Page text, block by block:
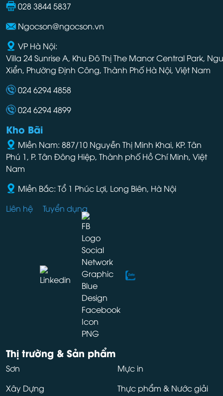
028 3844 5837
Ngocson@ngocson.vn
VP Hà Nội:
Villa 24 Sunrise A, Khu Đô Thị The Manor Central Park,
Xiển, Phường Định Công, Thành Phố Hà Nội, Việt Nam
024 6294 4858
024 6294 4899
Kho Bãi
Miền Nam: 887/10 Nguyễn Thị Minh Khai, KP. Tân
Phú 1, P. Tân Đông Hiệp, Thành phố Hồ Chí Minh, Việt
Nam
Miền Bắc: Tổ 1 Phúc Lợi, Long Biên, Hà Nội
Liên hệ
Tuyển dụng
Thị trường & Sản phẩm
Sơn
Xây Dựng
Mực in
Thực phẩm & Nước giải